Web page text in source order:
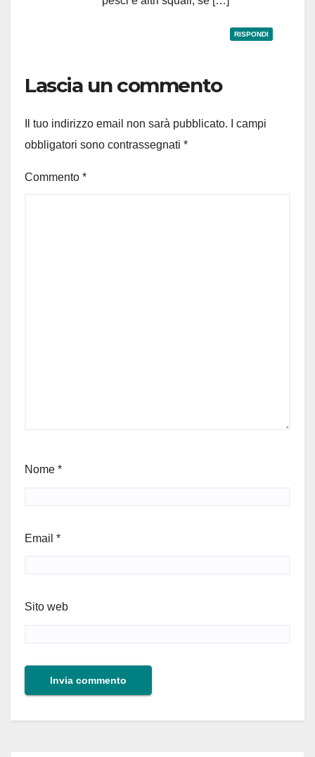
RISPONDI
Lascia un commento
Il tuo indirizzo email non sarà pubblicato.
I campi
obbligatori sono contrassegnati *
Commento *
Nome *
Email *
Sito web